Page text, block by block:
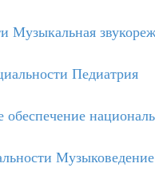
Педиатрия
Музыковедение